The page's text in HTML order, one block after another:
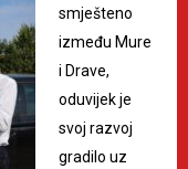
smješteno
između Mure
i Drave,
oduvijek je
svoj razvoj
gradilo uz